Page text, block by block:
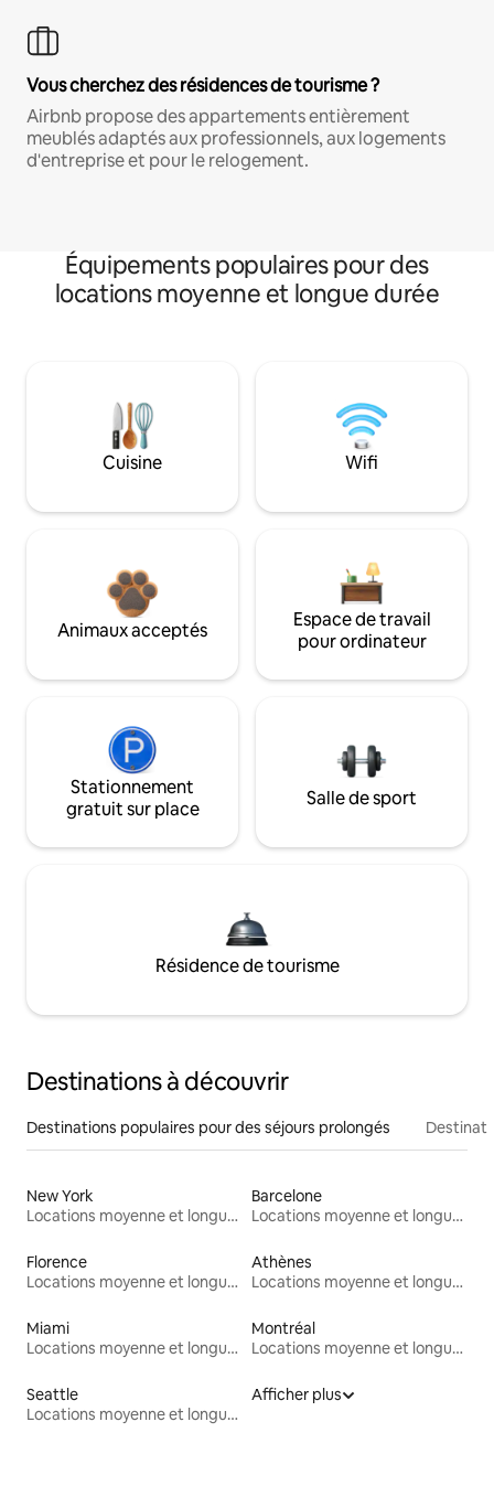
Vous cherchez des résidences de tourisme ?
Airbnb propose des appartements entièrement
meublés adaptés aux professionnels, aux logements
d'entreprise et pour le relogement.
Équipements populaires pour des
locations moyenne et longue durée
Cuisine Wifi
Animaux acceptés
Espace de travail
pour ordinateur
Stationnement
gratuit sur place
Salle de sport
Résidence de tourisme
Destinations à découvrir
Destinations populaires pour des séjours prolongés
New York
Locations moyenne et longue durée
Barcelone
Locations moyenne et longue durée
Florence
Locations moyenne et longue durée
Athènes
Locations moyenne et longue durée
Miami
Locations moyenne et longue durée
Montréal
Locations moyenne et longue durée
Seattle
Locations moyenne et longue durée
Afficher plus